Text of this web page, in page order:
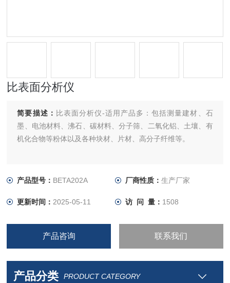
比表面分析仪
简要描述： 比表面分析仪-适用产品多：包括测量建材、石
墨、电池材料、沸石、碳材料、分子筛、二氧化铝、土壤、有
机化合物等粉体以及各种块材、片材、高分子纤维等。
产品型号： BETA202A 厂商性质： 生产厂家
更新时间： 2025-05-11 访 问 量： 1508
产品咨询 联系我们
产品分类 PRODUCT CATEGORY